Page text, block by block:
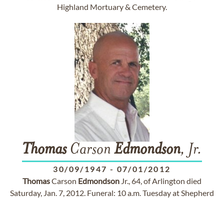
Highland Mortuary & Cemetery.
ThomasCarson Edmondson, Jr.
30/09/1947 - 07/01/2012
ThomasCarson Edmondson Jr., 64, of Arlington died
Saturday, Jan. 7, 2012. Funeral: 10 a.m. Tuesday at Shepherd